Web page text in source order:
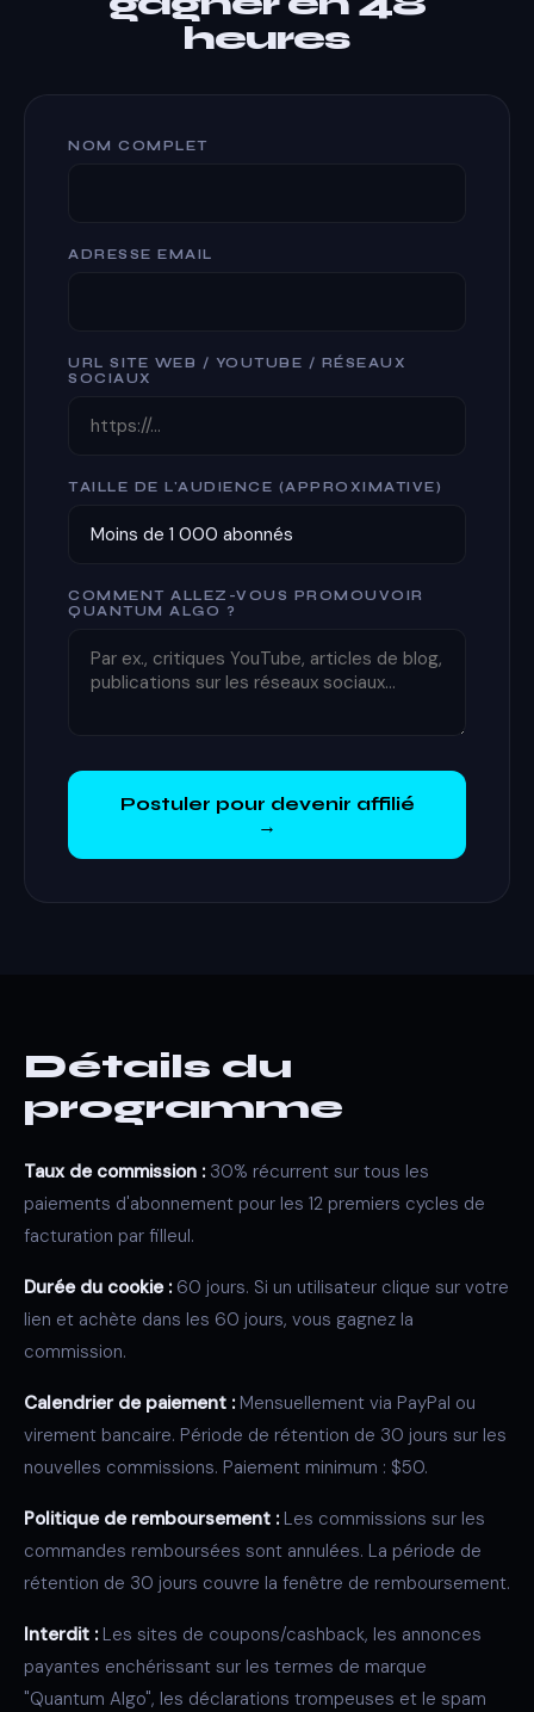
heures
NOM COMPLET
ADRESSE EMAIL
URL SITE WEB / YOUTUBE / RÉSEAUX
SOCIAUX
TAILLE DE L'AUDIENCE (APPROXIMATIVE)
COMMENT ALLEZ-VOUS PROMOUVOIR
QUANTUM ALGO ?
Postuler pour devenir affilié
→
Détails du
programme
Taux de commission :30% récurrent sur tous les
paiements d'abonnement pour les 12 premiers cycles de
facturation par filleul.
Durée du cookie :60 jours. Si un utilisateur clique sur votre
lien et achète dans les 60 jours, vous gagnez la
commission.
Calendrier de paiement :Mensuellement via PayPal ou
virement bancaire. Période de rétention de 30 jours sur les
nouvelles commissions. Paiement minimum : $50.
Politique de remboursement :Les commissions sur les
commandes remboursées sont annulées. La période de
rétention de 30 jours couvre la fenêtre de remboursement.
Interdit :Les sites de coupons/cashback, les annonces
payantes enchérissant sur les termes de marque
"Quantum Algo", les déclarations trompeuses et le spam